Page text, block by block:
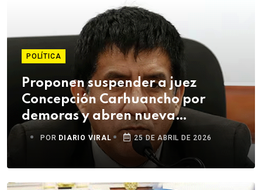
POLÍTICA
Proponen suspender a juez
Concepción Carhuancho por
demoras y abren nueva
investigación disciplinaria
POR DIARIO VIRAL 25 DE ABRIL DE 2026